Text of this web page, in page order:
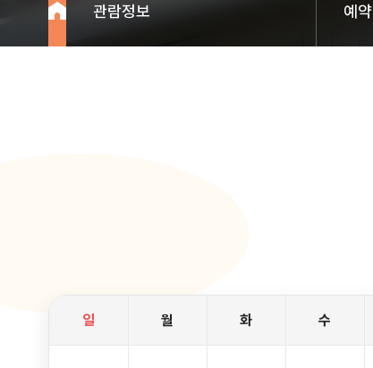
관람정보 예약
일 월 화 수